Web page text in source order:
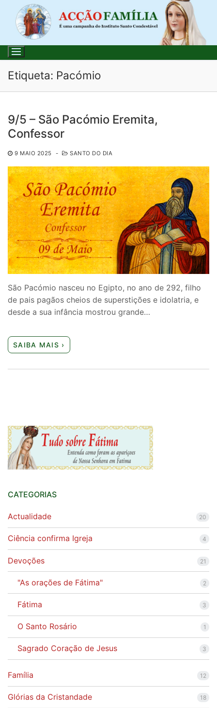
para
conteúdo
por:
Loja
Blog
Santo do Dia
Quem somos nós
Etiqueta: Pacómio
9/5 – São Pacómio Eremita,
Confessor
9 MAIO 2025 - SANTO DO DIA
São Pacómio nasceu no Egipto, no ano de 292, filho
de pais pagãos cheios de superstições e idolatria, e
desde a sua infância mostrou grande…
SAIBA MAIS ›
CATEGORIAS
Actualidade 20
Ciência confirma Igreja 4
Devoções 21
"As orações de Fátima" 2
Fátima 3
O Santo Rosário 1
Sagrado Coração de Jesus 3
Família 12
Glórias da Cristandade 18